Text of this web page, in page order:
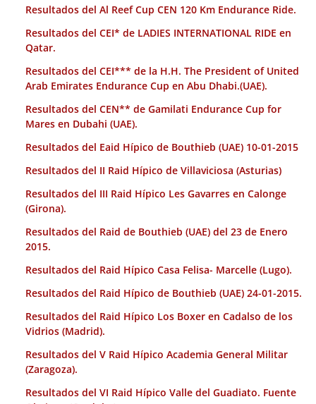
Resultados del Al Reef Cup CEN 120 Km Endurance Ride.
Resultados del CEI* de LADIES INTERNATIONAL RIDE en
Qatar.
Resultados del CEI*** de la H.H. The President of United
Arab Emirates Endurance Cup en Abu Dhabi.(UAE).
Resultados del CEN** de Gamilati Endurance Cup for
Mares en Dubahi (UAE).
Resultados del Eaid Hípico de Bouthieb (UAE) 10-01-2015
Resultados del II Raid Hípico de Villaviciosa (Asturias)
Resultados del III Raid Hípico Les Gavarres en Calonge
(Girona).
Resultados del Raid de Bouthieb (UAE) del 23 de Enero
2015.
Resultados del Raid Hípico Casa Felisa- Marcelle (Lugo).
Resultados del Raid Hípico de Bouthieb (UAE) 24-01-2015.
Resultados del Raid Hípico Los Boxer en Cadalso de los
Vidrios (Madrid).
Resultados del V Raid Hípico Academia General Militar
(Zaragoza).
Resultados del VI Raid Hípico Valle del Guadiato. Fuente